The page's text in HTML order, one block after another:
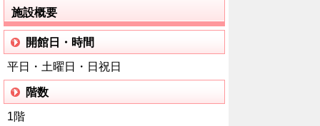
施設概要
開館日・時間
平日・土曜日・日祝日
階数
1階